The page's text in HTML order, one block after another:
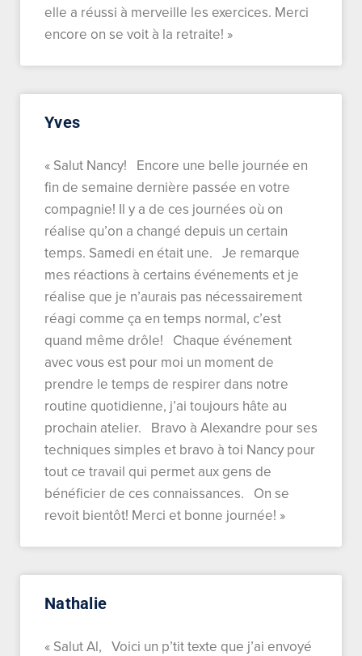
elle a réussi à merveille les exercices. Merci
encore on se voit à la retraite! »
Yves
« Salut Nancy! Encore une belle journée en
fin de semaine dernière passée en votre
compagnie! Il y a de ces journées où on
réalise qu’on a changé depuis un certain
temps. Samedi en était une. Je remarque
mes réactions à certains événements et je
réalise que je n’aurais pas nécessairement
réagi comme ça en temps normal, c’est
quand même drôle! Chaque événement
avec vous est pour moi un moment de
prendre le temps de respirer dans notre
routine quotidienne, j’ai toujours hâte au
prochain atelier. Bravo à Alexandre pour ses
techniques simples et bravo à toi Nancy pour
tout ce travail qui permet aux gens de
bénéficier de ces connaissances. On se
revoit bientôt! Merci et bonne journée! »
Nathalie
« Salut Al, Voici un p’tit texte que j’ai envoyé